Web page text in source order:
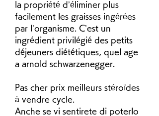
la propriété d’éliminer plus
facilement les graisses ingérées
par l’organisme. C’est un
ingrédient privilégié des petits
déjeuners diététiques, quel age
a arnold schwarzenegger.
Pas cher prix meilleurs stéroïdes
à vendre cycle.
Anche se vi sentirete di poterlo